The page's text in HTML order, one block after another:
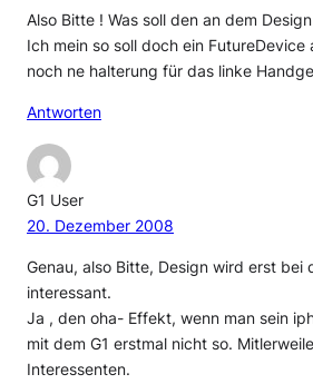
Also Bitte ! Was soll den an dem
Ich mein so soll doch ein FutureDevice
noch ne halterung für das linke
Antworten
G1 User
20. Dezember 2008
Genau, also Bitte, Design wird erst bei
interessant.
Ja , den oha- Effekt, wenn man sein
mit dem G1 erstmal nicht so.
Interessenten.